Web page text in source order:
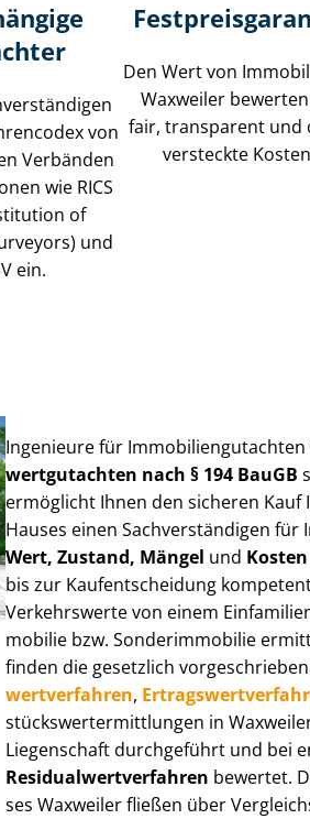
von
Verbänden
wie RICS
of
und
ein.
Den Wert von
Waxweiler
fair, transparent und
versteckte
Ingenieure für Im­mo­bi­li­en­gut­ach­ten
wert­gut­ach­ten nach § 194 BauGB
ermöglicht Ihnen den sicheren Kauf
Hauses einen Sach­ver­stän­di­gen
Wert, Zustand, Mängel und Kosten
bis zur Kauf­ent­schei­dung
Verkehrswerte von einem
mo­bi­lie bzw. Sonderimmobilie
finden die gesetzlich
wert­ver­fah­ren,
stücks­wert­ermitt­lun­gen in
Liegenschaft durchgeführt und bei
Re­si­du­al­wert­ver­fah­ren bewertet.
ses Waxweiler fließen über